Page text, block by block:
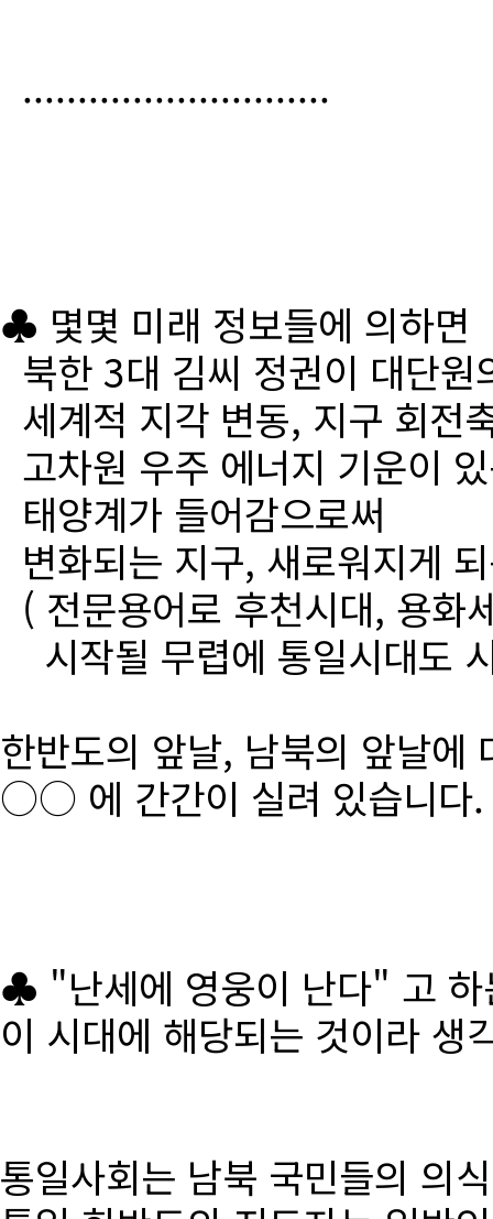
............................
♣ 몇몇 미래 정보들에 의하면
북한 3대 김씨 정권이 대단
세계적 지각 변동, 지구 회전
고차원 우주 에너지 기운이
태양계가 들어감으로써
변화되는 지구, 새로워지게
( 전문용어로 후천시대, 용화
시작될 무렵에 통일시대도
한반도의 앞날, 남북의 앞날에
○○ 에 간간이 실려 있습니다.
♣ "난세에 영웅이 난다" 고 하
이 시대에 해당되는 것이라 생
통일사회는 남북 국민들의 의